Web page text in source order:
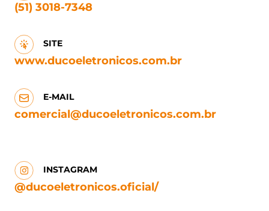
(51) 3018-7348
SITE
www.ducoeletronicos.com.br
E-MAIL
comercial@ducoeletronicos.com.br
INSTAGRAM
@ducoeletronicos.oficial/